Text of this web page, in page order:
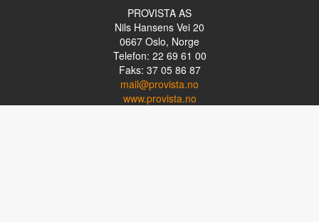
PROVISTA AS
Nils Hansens Vei 20
0667 Oslo, Norge
Telefon: 22 69 61 00
Faks: 37 05 86 87
mail@provista.no
www.provista.no